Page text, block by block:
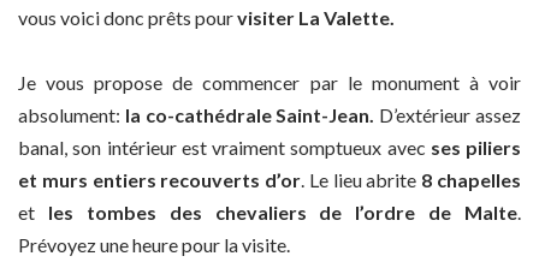
vous voici donc prêts pourvisiter La Valette.
Je vous propose de commencer par le monument à voir
absolument: la co-cathédrale Saint-Jean. D’extérieur assez
banal, son intérieur est vraiment somptueux avec ses piliers
et murs entiers recouverts d’or. Le lieu abrite 8 chapelles
et les tombes des chevaliers de l’ordre de Malte.
Prévoyez une heure pour la visite.